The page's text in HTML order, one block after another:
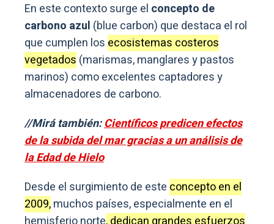
En este contexto surge el concepto de
carbono azul (blue carbon) que destaca el rol
que cumplen los ecosistemas costeros
vegetados (marismas, manglares y pastos
marinos) como excelentes captadores y
almacenadores de carbono.
//Mirá también:Científicos predicen efectos
de la subida del mar gracias a un análisis de
la Edad de Hielo
Desde el surgimiento de este concepto en el
2009,muchos países, especialmente en el